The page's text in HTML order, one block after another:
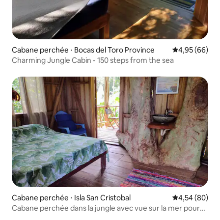
Cabane perchée ⋅ Bocas del Toro Province Évaluation
4,95 (66)
Charming Jungle Cabin - 150 steps from the sea
Cabane perchée ⋅ Isla San Cristobal Évaluation
4,54 (80)
Cabane perchée dans la jungle avec vue sur la mer pour